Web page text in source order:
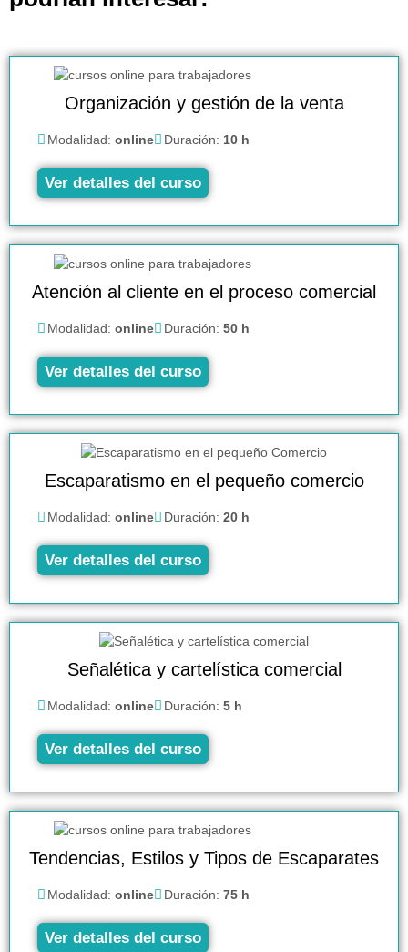
Organización y gestión de la venta
Modalidad: online Duración: 10 h
Ver detalles del curso
Atención al cliente en el proceso comercial
Modalidad: online Duración: 50 h
Ver detalles del curso
Escaparatismo en el pequeño comercio
Modalidad: online Duración: 20 h
Ver detalles del curso
Señalética y cartelística comercial
Modalidad: online Duración: 5 h
Ver detalles del curso
Tendencias, Estilos y Tipos de Escaparates
Modalidad: online Duración: 75 h
Ver detalles del curso